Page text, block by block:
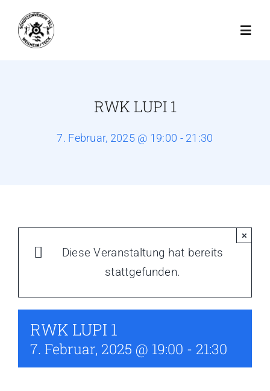
Inhalt
springen
RWK LUPI 1
7. Februar, 2025 @ 19:00 - 21:30
Diese Veranstaltung hat bereits
stattgefunden.
×
RWK LUPI 1
7. Februar, 2025 @ 19:00 - 21:30